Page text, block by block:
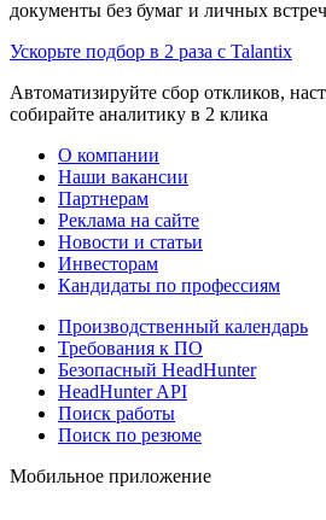
документы без бумаг и личных встреч
Ускорьте подбор в 2 раза с Talantix
Автоматизируйте сбор откликов,
собирайте аналитику в 2 клика
О компании
Наши вакансии
Партнерам
Реклама на сайте
Новости и статьи
Инвесторам
Кандидаты по профессиям
Производственный календарь
Требования к ПО
Безопасный HeadHunter
HeadHunter API
Поиск работы
Поиск по резюме
Мобильное приложение